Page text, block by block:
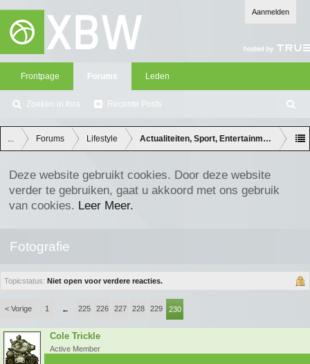
Aanmelden
Frontpage Forums
Zoeken in fora Recente Posts
Leden
oe
ke
n
... Forums Lifestyle Actualiteiten, Sport, Entertainment en
Deze website gebruikt cookies. Door deze website
verder te gebruiken, gaat u akkoord met ons gebruik
van cookies. Leer Meer.
Fotografie
Topicstatus: Niet open voor verdere reacties.
< Vorige 1 ← 225 226 227 228 229 230
Cole Trickle
Active Member